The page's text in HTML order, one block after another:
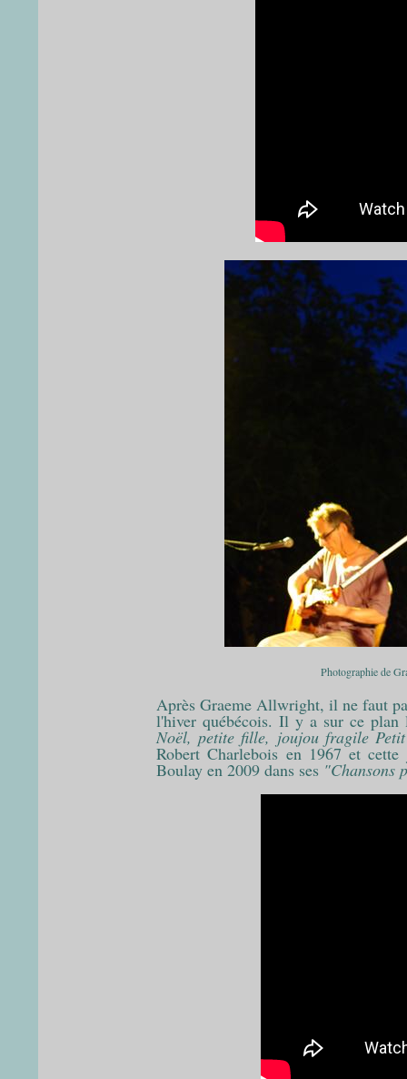
Photographie de
Après Graeme Allwright, il ne faut
l'hiver québécois. Il y a sur ce
Noël, petite fille, joujou fragile
Robert Charlebois en 1967 et
Boulay en 2009 dans ses "Chansons